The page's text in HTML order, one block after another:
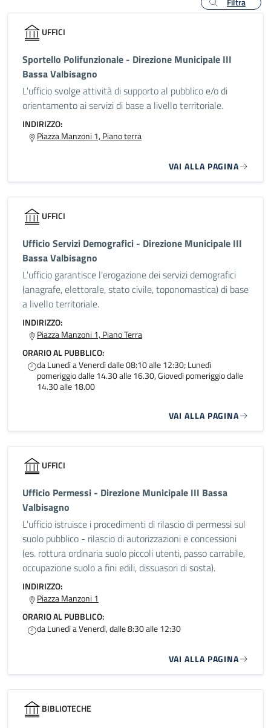
UFFICI
Sportello Polifunzionale - Direzione Municipale III
Bassa Valbisagno
L'ufficio svolge attività di supporto al pubblico e/o di
orientamento ai servizi di base a livello territoriale.
INDIRIZZO:
Piazza Manzoni 1, Piano terra
VAI ALLA PAGINA
UFFICI
Ufficio Servizi Demografici - Direzione Municipale III
Bassa Valbisagno
L'ufficio garantisce l'erogazione dei servizi demografici
(anagrafe, elettorale, stato civile, toponomastica) di base
a livello territoriale.
INDIRIZZO:
Piazza Manzoni 1, Piano Terra
ORARIO AL PUBBLICO:
da Lunedì a Venerdì dalle 08:10 alle 12:30; Lunedì
pomeriggio dalle 14.30 alle 16.30, Giovedì pomeriggio dalle
14.30 alle 18.00
VAI ALLA PAGINA
UFFICI
Ufficio Permessi - Direzione Municipale III Bassa
Valbisagno
L'ufficio istruisce i procedimenti di rilascio di permessi sul
suolo pubblico - rilascio di autorizzazioni e concessioni
(es. rottura ordinaria suolo piccoli utenti, passo carrabile,
occupazione suolo a fini edili, dissuasori di sosta).
INDIRIZZO:
Piazza Manzoni 1
ORARIO AL PUBBLICO:
da Lunedì a Venerdì, dalle 8:30 alle 12:30
VAI ALLA PAGINA
BIBLIOTECHE